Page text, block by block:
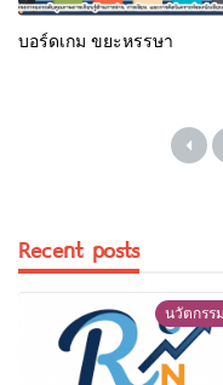
บอร์ดเกม ขยะหรรษา
Recent posts
นวัตกรร